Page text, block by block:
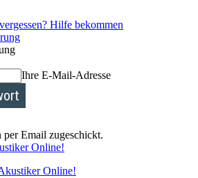
Hilfe bekommen
Ihre E-Mail-Adresse
Email zugeschickt.
Online!